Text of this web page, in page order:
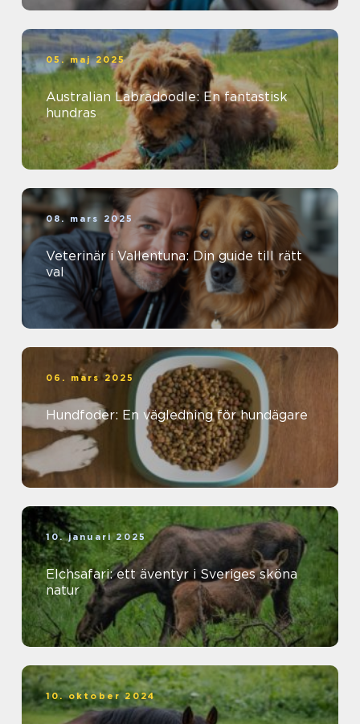
05. maj 2025
Australian Labradoodle: En fantastisk
hundras
08. mars 2025
Veterinär i Vallentuna: Din guide till rätt
val
06. mars 2025
Hundfoder: En vägledning för hundägare
10. januari 2025
Elchsafari: ett äventyr i Sveriges sköna
natur
10. oktober 2024